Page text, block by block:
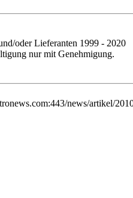
oder Lieferanten 1999 - 2020
nur mit Genehmigung.
news/artikel/